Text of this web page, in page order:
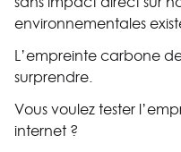
environnementales
L’empreinte carbone
surprendre.
Vous voulez tester
internet ?